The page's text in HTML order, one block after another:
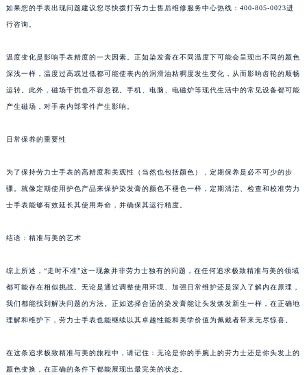
如果您的手表出现问题建议您尽快拨打劳力士售后维修服务中心热线：400-805-0023进
行咨询。
温度变化是影响手表精度的一大因素。正如染发膏在不同温度下可能会呈现出不同的颜色
深浅一样，温度过高或过低都可能使表内的润滑油粘稠度发生变化，从而影响齿轮的顺畅
运转。此外，磁场干扰也不容忽视。手机、电脑、电磁炉等现代生活中的常见设备都可能
产生磁场，对手表内部零件产生影响。
日常保养的重要性
为了保持劳力士手表的高精度和美观性（当然也包括颜色），定期保养是必不可少的步
骤。就像定期使用护色产品来保护染发膏的颜色不褪色一样，定期清洁、检查和校准劳力
士手表能够有效延长其使用寿命，并确保其运行精度。
结语：精准与美的艺术
综上所述，“走时不准”这一现象并非劳力士独有的问题，在任何追求极致精准与美的领域
都可能存在相似挑战。无论是通过调整使用环境、加强日常维护还是深入了解内在原理，
我们都能找到解决问题的方法。正如选择合适的染发膏能让头发焕发新生一样，在正确地
理解和维护下，劳力士手表也能继续以其卓越性能和美学价值为佩戴者带来无尽惊喜。
在这条追求极致精准与美的旅程中，请记住：无论是你的手腕上的劳力士还是你头发上的
颜色变换，在正确的条件下都能展现出最完美的状态。